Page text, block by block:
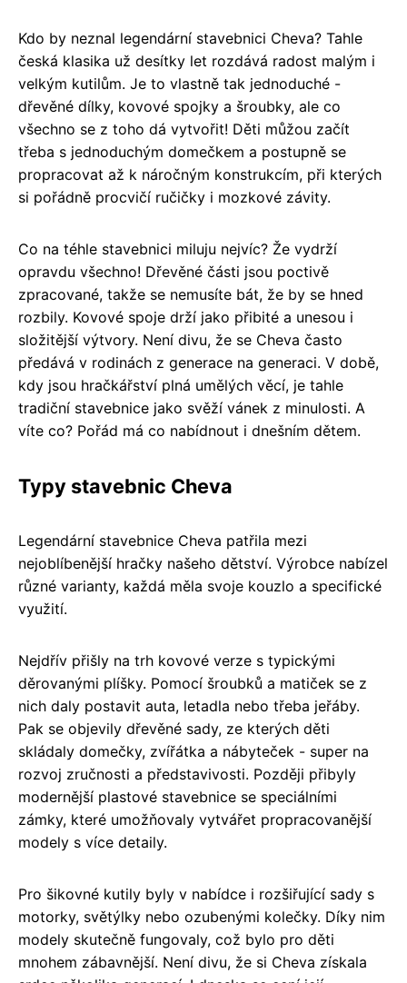
Kdo by neznal legendární stavebnici Cheva? Tahle
česká klasika už desítky let rozdává radost malým i
velkým kutilům. Je to vlastně tak jednoduché -
dřevěné dílky, kovové spojky a šroubky, ale co
všechno se z toho dá vytvořit! Děti můžou začít
třeba s jednoduchým domečkem a postupně se
propracovat až k náročným konstrukcím, při kterých
si pořádně procvičí ručičky i mozkové závity.
Co na téhle stavebnici miluju nejvíc? Že vydrží
opravdu všechno! Dřevěné části jsou poctivě
zpracované, takže se nemusíte bát, že by se hned
rozbily. Kovové spoje drží jako přibité a unesou i
složitější výtvory. Není divu, že se Cheva často
předává v rodinách z generace na generaci. V době,
kdy jsou hračkářství plná umělých věcí, je tahle
tradiční stavebnice jako svěží vánek z minulosti. A
víte co? Pořád má co nabídnout i dnešním dětem.
Typy stavebnic Cheva
Legendární stavebnice Cheva patřila mezi
nejoblíbenější hračky našeho dětství. Výrobce nabízel
různé varianty, každá měla svoje kouzlo a specifické
využití.
Nejdřív přišly na trh kovové verze s typickými
děrovanými plíšky. Pomocí šroubků a matiček se z
nich daly postavit auta, letadla nebo třeba jeřáby.
Pak se objevily dřevěné sady, ze kterých děti
skládaly domečky, zvířátka a nábyteček - super na
rozvoj zručnosti a představivosti. Později přibyly
modernější plastové stavebnice se speciálními
zámky, které umožňovaly vytvářet propracovanější
modely s více detaily.
Pro šikovné kutily byly v nabídce i rozšiřující sady s
motorky, světýlky nebo ozubenými kolečky. Díky nim
modely skutečně fungovaly, což bylo pro děti
mnohem zábavnější. Není divu, že si Cheva získala